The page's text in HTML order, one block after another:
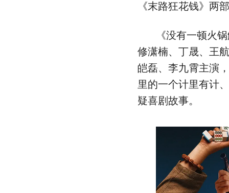
《末路狂花钱》两
《没有一顿火
修潇楠、丁晟、王
皑磊、李九霄主演
里的一个计里有计
疑喜剧故事。